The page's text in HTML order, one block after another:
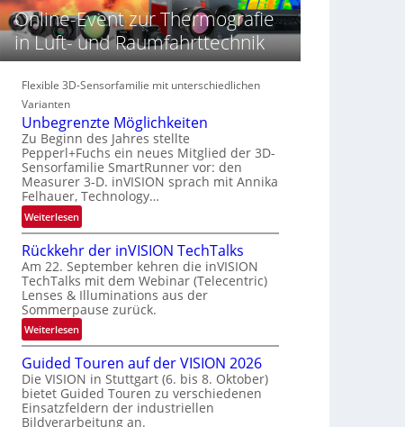
S
e
r
e
s
-
B
-
R
u
n
d
e
R
e
g
o
n
e
c
t
r
N
e
w
s
Online-Event zur Thermografie
in Luft- und Raumfahrttechnik
Flexible 3D-Sensorfamilie mit unterschiedlichen
Varianten
Unbegrenzte Möglichkeiten
Zu Beginn des Jahres stellte
Pepperl+Fuchs ein neues Mitglied der 3D-
Sensorfamilie SmartRunner vor: den
Measurer 3-D. inVISION sprach mit Annika
Felhauer, Technology…
Weiterlesen:
U
n
b
e
g
r
e
z
t
e
M
Rückkehr der inVISION TechTalks
Am 22. September kehren die inVISION
TechTalks mit dem Webinar (Telecentric)
Lenses & Illuminations aus der
Sommerpause zurück.
Weiterlesen:
R
ü
c
k
k
Guided Touren auf der VISION 2026
Die VISION in Stuttgart (6. bis 8. Oktober)
bietet Guided Touren zu verschiedenen
Einsatzfeldern der industriellen
Bildverarbeitung an.